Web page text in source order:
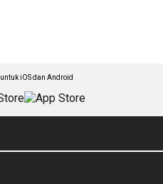
iOS dan Android